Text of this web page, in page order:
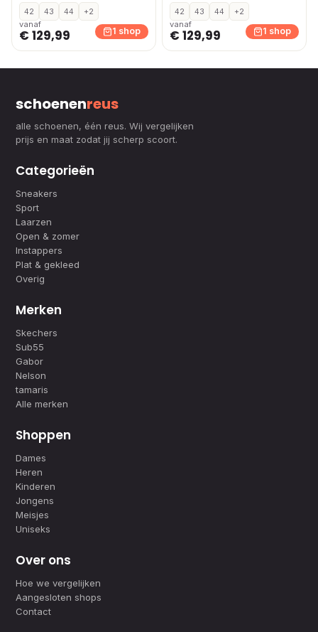
42 43 44
+2
vanaf
€ 129,99 1 shop
42 43 44
+2
vanaf
€ 129,99 1 shop
schoenenreus
alle schoenen, één reus. Wij vergelijken
prijs en maat zodat jij scherp scoort.
Categorieën
Sneakers
Sport
Laarzen
Open & zomer
Instappers
Plat & gekleed
Overig
Merken
Skechers
Sub55
Gabor
Nelson
tamaris
Alle merken
Shoppen
Dames
Heren
Kinderen
Jongens
Meisjes
Uniseks
Over ons
Hoe we vergelijken
Aangesloten shops
Contact